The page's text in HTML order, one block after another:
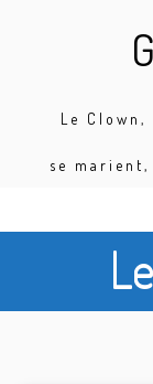
Le
se